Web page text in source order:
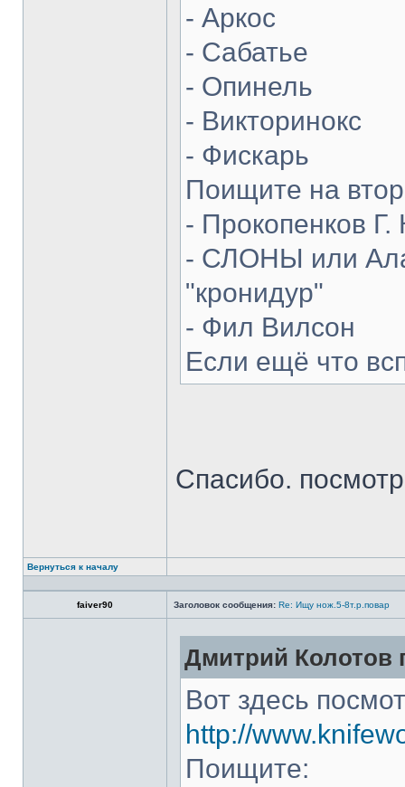
- Аркос
- Сабатье
- Опинель
- Викторинокс
- Фискарь
Поищите на
- Прокопенков Г.
- СЛОНЫ или
"кронидур"
- Фил Вилсон
Если ещё что
Спасибо.
Вернуться к началу
faiver90 Заголовок сообщения: Re: Ищу нож.5-8т.р.повар
Дмитрий Колотов
Вот здесь
http://
Поищите: